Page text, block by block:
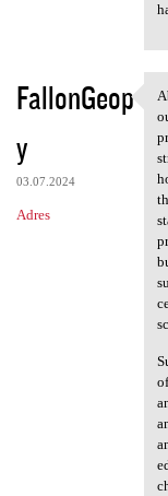
FallonGeop
y
03.07.2024
Adres